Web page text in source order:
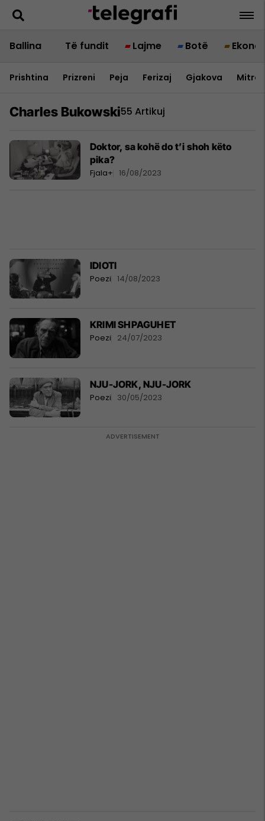
Ballina Të fundit Lajme Botë
Prishtina Prizreni Peja Ferizaj Gjakova
Charles Bukowski55 Artikuj
Doktor, sa kohë do t’i shoh këto
pika?
Fjala+ 16/08/2023
IDIOTI
Poezi 14/08/2023
KRIMI SHPAGUHET
Poezi 24/07/2023
NJU-JORK, NJU-JORK
Poezi 30/05/2023